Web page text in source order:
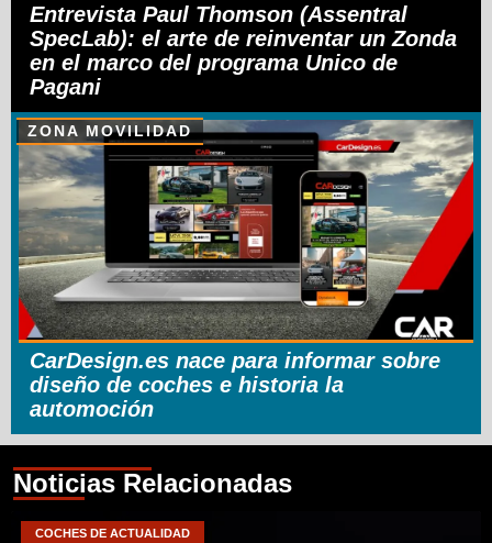
Entrevista Paul Thomson (Assentral
SpecLab): el arte de reinventar un Zonda
en el marco del programa Unico de
Pagani
ZONA MOVILIDAD
CarDesign.es nace para informar sobre
diseño de coches e historia la
automoción
Noticias Relacionadas
COCHES DE ACTUALIDAD